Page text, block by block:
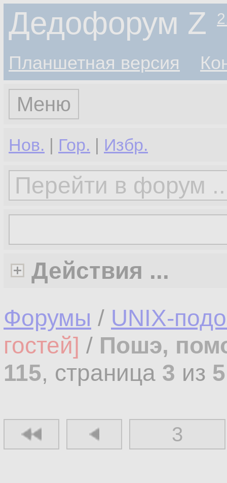
Дедофорум Z
Планшетная версия
Меню
Нов. | Гор. | Избр.
Действия ...
Форумы / UNIX-
гостей] / Пошэ,
115, страница 3 из 5
3